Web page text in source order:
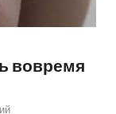
вовремя